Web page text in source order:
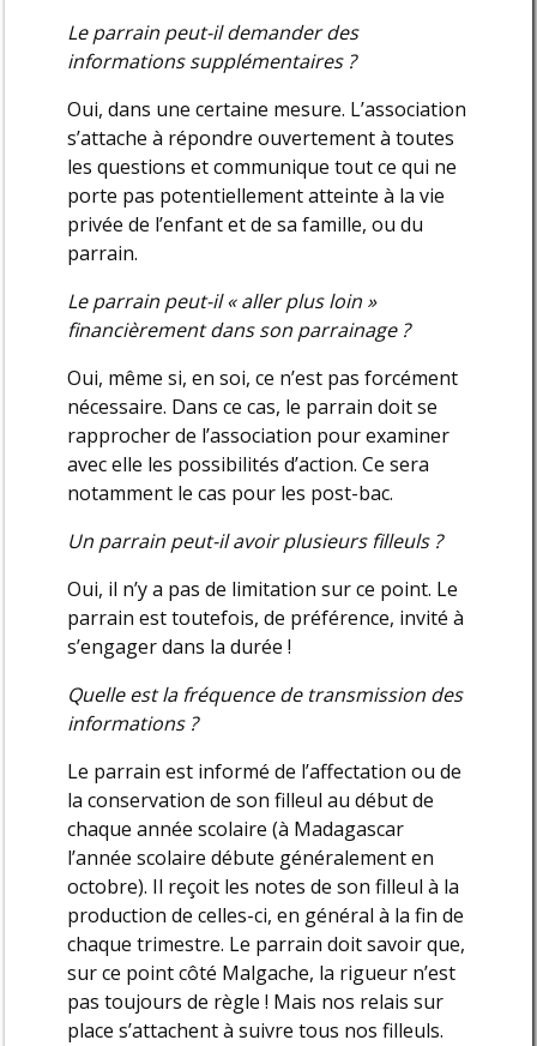
Le parrain peut-il demander des
informations supplémentaires ?
Oui, dans une certaine mesure. L’association
s’attache à répondre ouvertement à toutes
les questions et communique tout ce qui ne
porte pas potentiellement atteinte à la vie
privée de l’enfant et de sa famille, ou du
parrain.
Le parrain peut-il « aller plus loin »
financièrement dans son parrainage ?
Oui, même si, en soi, ce n’est pas forcément
nécessaire. Dans ce cas, le parrain doit se
rapprocher de l’association pour examiner
avec elle les possibilités d’action. Ce sera
notamment le cas pour les post-bac.
Un parrain peut-il avoir plusieurs filleuls ?
Oui, il n’y a pas de limitation sur ce point. Le
parrain est toutefois, de préférence, invité à
s’engager dans la durée !
Quelle est la fréquence de transmission des
informations ?
Le parrain est informé de l’affectation ou de
la conservation de son filleul au début de
chaque année scolaire (à Madagascar
l’année scolaire débute généralement en
octobre). Il reçoit les notes de son filleul à la
production de celles-ci, en général à la fin de
chaque trimestre. Le parrain doit savoir que,
sur ce point côté Malgache, la rigueur n’est
pas toujours de règle ! Mais nos relais sur
place s’attachent à suivre tous nos filleuls.